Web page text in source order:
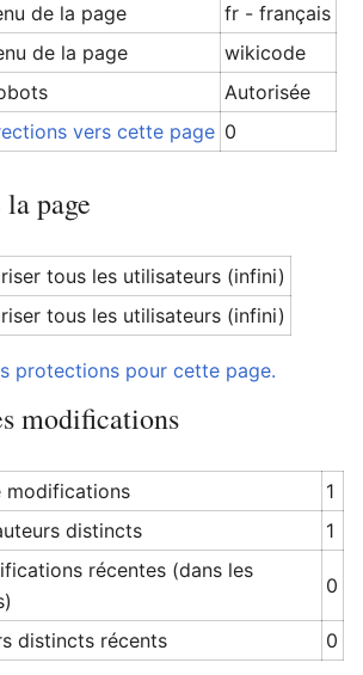
de la page
fr - français
de la page
wikicode
Autorisée
vers cette page 0
page
tous les utilisateurs (infini)
tous les utilisateurs (infini)
protections pour cette page.
modifications
modifications
1
distincts
1
récentes (dans les
0
distincts récents 0